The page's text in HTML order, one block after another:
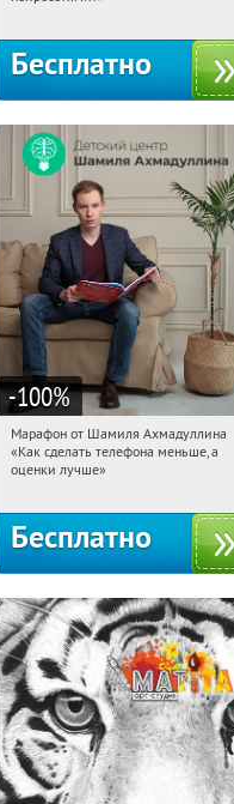
Бесплатно
-100%
12:10:16 Получили:25
Россия
Марафон от Шамиля Ахмадуллина
«Как сделать телефона меньше, а
оценки лучше»
Бесплатно